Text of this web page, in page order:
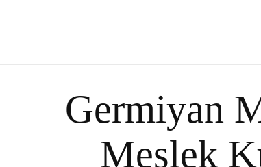
Germiyan
Meslek